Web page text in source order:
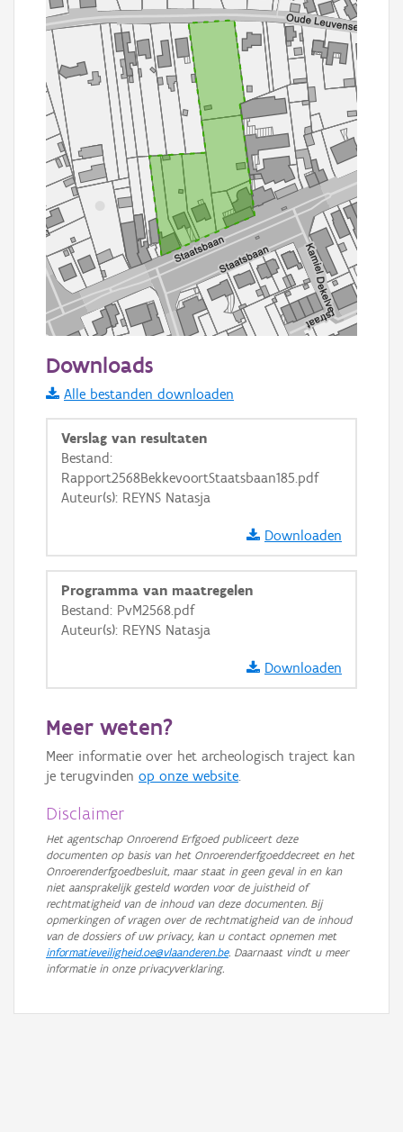
Informatie Vlaanderen
i
+ −
Basis Lagen
Ortho
Downloads
Alle bestanden downloaden
Verslag van resultaten
Bestand:
Rapport2568BekkevoortStaatsbaan185.pdf
Auteur(s): REYNS Natasja
Downloaden
Programma van maatregelen
Bestand: PvM2568.pdf
Auteur(s): REYNS Natasja
Downloaden
Meer weten?
Meer informatie over het archeologisch traject kan
je terugvinden op onze website.
Disclaimer
Het agentschap Onroerend Erfgoed publiceert deze
documenten op basis van het Onroerenderfgoeddecreet en het
Onroerenderfgoedbesluit, maar staat in geen geval in en kan
niet aansprakelijk gesteld worden voor de juistheid of
rechtmatigheid van de inhoud van deze documenten. Bij
opmerkingen of vragen over de rechtmatigheid van de inhoud
van de dossiers of uw privacy, kan u contact opnemen met
informatieveiligheid.oe@vlaanderen.be. Daarnaast vindt u meer
informatie in onze privacyverklaring.